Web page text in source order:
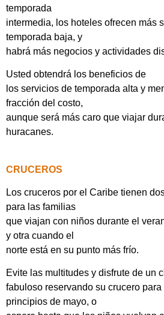
temporada
intermedia, los hoteles ofrecen más
temporada baja, y
habrá más negocios y actividades
Usted obtendrá los beneficios de
los servicios de temporada alta y
fracción del costo,
aunque será más caro que viajar
huracanes.
CRUCEROS
Los cruceros por el Caribe tienen
para las familias
que viajan con niños durante el
y otra cuando el
norte está en su punto más frío.
Evite las multitudes y disfrute de un
fabuloso reservando su crucero
principios de mayo, o